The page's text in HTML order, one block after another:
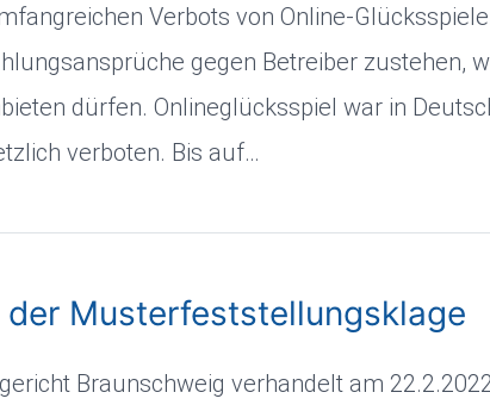
Verbots von Online-
gegen Betreiber zustehen,
dürfen. Onlineglücksspiel war in
verboten. Bis auf…
der Musterfeststellungsklage
Braunschweig verhandelt am